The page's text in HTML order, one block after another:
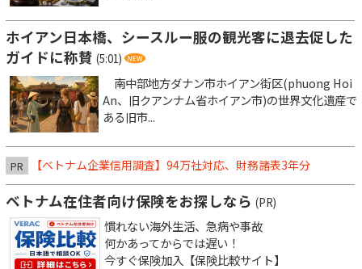
ホイアン日本橋、シースルー服の観光客に退去促した
ガイドに称賛 (5:01)
南中部地方ダナン市ホイアン街区(phuong Hoi
An、旧クアンナム省ホイアン市)の世界文化遺産で
ある旧市...
PR 【ベトナム企業信用調査】94万社対応、財務諸表3年分
ベトナム在住者向け保険をお探しなら (PR)
慣れない海外生活、急病や事故
何かあってからでは遅い！
今すぐ保険加入【保険比較サイト】